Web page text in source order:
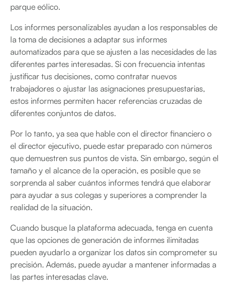
parque eólico.
Los informes personalizables ayudan a los responsables de
la toma de decisiones a adaptar sus informes
automatizados para que se ajusten a las necesidades de las
diferentes partes interesadas. Si con frecuencia intentas
justificar tus decisiones, como contratar nuevos
trabajadores o ajustar las asignaciones presupuestarias,
estos informes permiten hacer referencias cruzadas de
diferentes conjuntos de datos.
Por lo tanto, ya sea que hable con el director financiero o
el director ejecutivo, puede estar preparado con números
que demuestren sus puntos de vista. Sin embargo, según el
tamaño y el alcance de la operación, es posible que se
sorprenda al saber cuántos informes tendrá que elaborar
para ayudar a sus colegas y superiores a comprender la
realidad de la situación.
Cuando busque la plataforma adecuada, tenga en cuenta
que las opciones de generación de informes ilimitadas
pueden ayudarlo a organizar los datos sin comprometer su
precisión. Además, puede ayudar a mantener informadas a
las partes interesadas clave.